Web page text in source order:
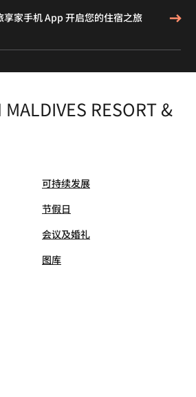
享家手机 App 开启您的住宿之旅
RESORT &
可持续发展
节假日
会议及婚礼
图库